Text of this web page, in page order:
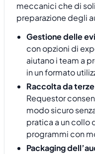
meccanici che di
preparazione degli
Gestione delle
con opzioni di
aiutano i team a
in un formato
Raccolta da
Requestor
modo sicuro
pratica a un collo
programmi con
Packaging